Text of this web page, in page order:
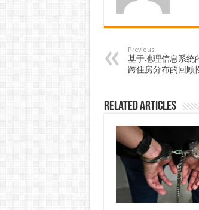
Previous
基于地理信息系统
跨住房分布的回顾
Related Articles